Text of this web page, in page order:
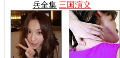
兵全集 三国演义